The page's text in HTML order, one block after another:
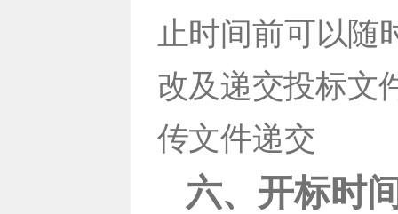
止时间前可以随
改及递交投标文
传文件递交
六、开标时